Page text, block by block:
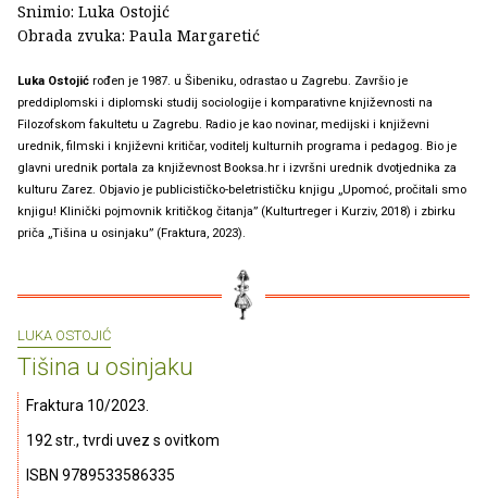
Snimio: Luka Ostojić
Obrada zvuka: Paula Margaretić
Luka Ostojić rođen je 1987. u Šibeniku, odrastao u Zagrebu. Završio je
preddiplomski i diplomski studij sociologije i komparativne književnosti na
Filozofskom fakultetu u Zagrebu. Radio je kao novinar, medijski i književni
urednik, filmski i književni kritičar, voditelj kulturnih programa i pedagog. Bio je
glavni urednik portala za književnost Booksa.hr i izvršni urednik dvotjednika za
kulturu Zarez. Objavio je publicističko-beletrističku knjigu „Upomoć, pročitali smo
knjigu! Klinički pojmovnik kritičkog čitanja” (Kulturtreger i Kurziv, 2018) i zbirku
priča „Tišina u osinjaku” (Fraktura, 2023).
LUKA OSTOJIĆ
Tišina u osinjaku
Fraktura 10/2023.
192 str., tvrdi uvez s ovitkom
ISBN 9789533586335